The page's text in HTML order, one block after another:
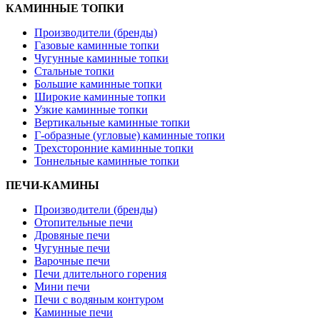
КАМИННЫЕ ТОПКИ
Производители (бренды)
Газовые каминные топки
Чугунные каминные топки
Стальные топки
Большие каминные топки
Широкие каминные топки
Узкие каминные топки
Вертикальные каминные топки
Г-образные (угловые) каминные топки
Трехсторонние каминные топки
Тоннельные каминные топки
ПЕЧИ-КАМИНЫ
Производители (бренды)
Отопительные печи
Дровяные печи
Чугунные печи
Варочные печи
Печи длительного горения
Мини печи
Печи с водяным контуром
Каминные печи